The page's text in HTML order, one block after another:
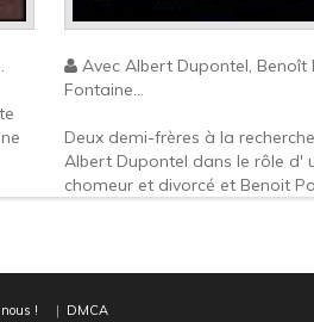
Avec Albert Dupontel, Benoît
Fontaine...
Deux demi-frères à la
Albert Dupontel dans le rôle d'
chomeur et divorcé et Benoit
! | DMCA